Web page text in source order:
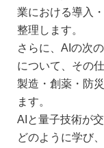
業における導入
整理します。
さらに、AIの次
について、その
製造・創薬・防
ます。
AIと量子技術が
どのように学び